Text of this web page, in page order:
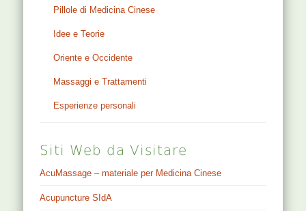
Pillole di Medicina Cinese
Idee e Teorie
Oriente e Occidente
Massaggi e Trattamenti
Esperienze personali
Siti Web da Visitare
AcuMassage – materiale per Medicina Cinese
Acupuncture SIdA